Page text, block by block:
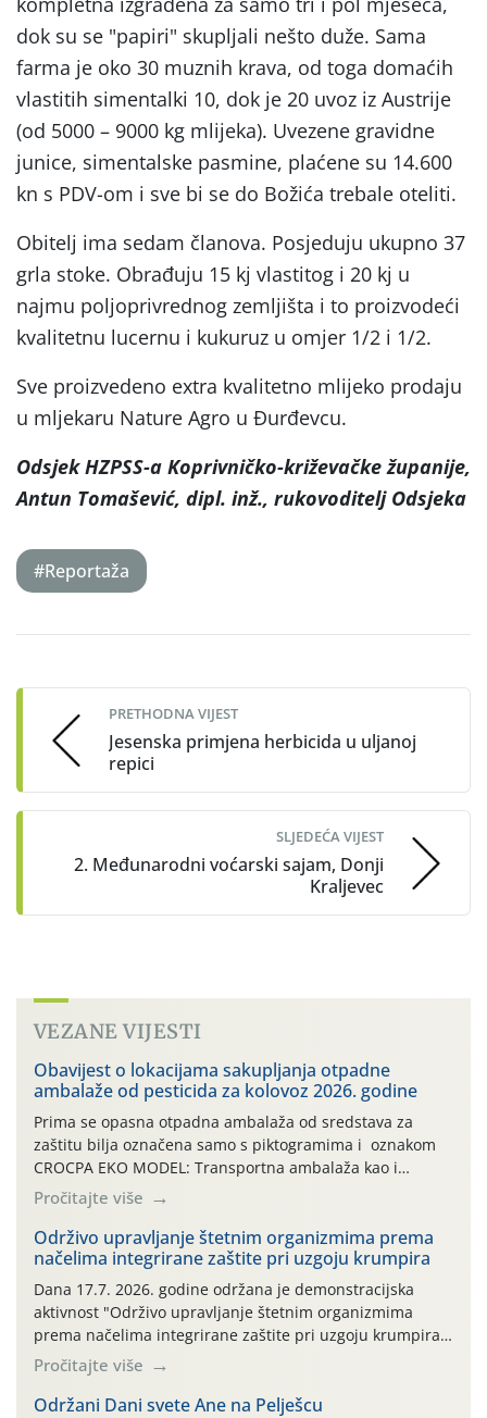
dok su se "papiri" skupljali nešto duže. Sama
farma je oko 30 muznih krava, od toga domaćih
vlastitih simentalki 10, dok je 20 uvoz iz Austrije
(od 5000 – 9000 kg mlijeka). Uvezene gravidne
junice, simentalske pasmine, plaćene su 14.600
kn s PDV-om i sve bi se do Božića trebale oteliti.
Obitelj ima sedam članova. Posjeduju ukupno 37
grla stoke. Obrađuju 15 kj vlastitog i 20 kj u
najmu poljoprivrednog zemljišta i to proizvodeći
kvalitetnu lucernu i kukuruz u omjer 1/2 i 1/2.
Sve proizvedeno extra kvalitetno mlijeko prodaju
u mljekaru Nature Agro u Đurđevcu.
Odsjek HZPSS-a Koprivničko-križevačke županije,
Antun Tomašević, dipl. inž., rukovoditelj Odsjeka
#Reportaža
navigation
PRETHODNA VIJEST
Jesenska primjena herbicida u uljanoj
repici
SLJEDEĆA VIJEST
2. Međunarodni voćarski sajam, Donji
Kraljevec
VEZANE VIJESTI
Obavijest o lokacijama sakupljanja otpadne
ambalaže od pesticida za kolovoz 2026. godine
Prima se opasna otpadna ambalaža od sredstava za
zaštitu bilja označena samo s piktogramima i oznakom
CROCPA EKO MODEL: Transportna ambalaža kao i
ambalaža drugih proizvoda koji nisu sredstva za zaštitu
bilja (npr. ambalaža od mineralnih gnojiva,) se ne
prihvaća. Korisnicima je osiguran besplatni povrat
prazne ambalaže isključivo ovih tvrtki: AGROCHEM-MAKS,
AGRONOM, ALBAUGH TKI* (PINUS […]
Pročitajte više
Održivo upravljanje štetnim organizmima prema
načelima integrirane zaštite pri uzgoju krumpira
Dana 17.7. 2026. godine održana je demonstracijska
aktivnost "Održivo upravljanje štetnim organizmima
prema načelima integrirane zaštite pri uzgoju krumpira"
na pokusnom polju "Poredje", kraj naselja Belica (ARKOD
parcela ID 2445031) (središnji dio Međimurske županije).
Pročitajte više
Održani Dani svete Ane na Pelješcu